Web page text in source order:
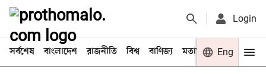
Login
সর্বশেষ বাংলাদেশ রাজনীতি বিশ্ব বাণিজ্য মতামত খেলা
Eng